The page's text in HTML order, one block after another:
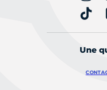
Une